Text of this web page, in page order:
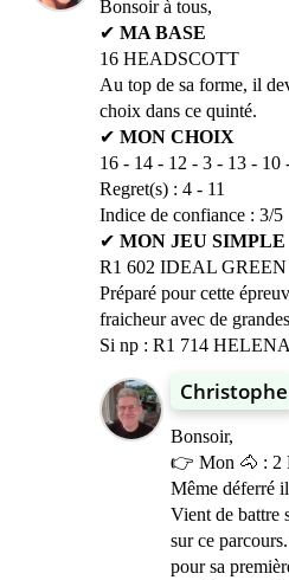
Bonsoir à tous,
✔ MA BASE
16 HEADSCOTT
Au top de sa forme, il
choix dans ce quinté.
✔ MON CHOIX
16 - 14 - 12 - 3 - 13 - 10
Regret(s) : 4 - 11
Indice de confiance : 3/5
✔ MON JEU SIMPLE
R1 602 IDEAL GREEN
Préparé pour cette
fraicheur avec de
Si np : R1 714
Christophe
Bonsoir,
👉 Mon 🐴 : 2
Même déferré
Vient de battre
sur ce
pour sa